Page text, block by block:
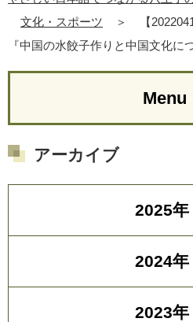
文化・スポーツ
＞
【
『中国の水餃子作りと中国文化に
Menu
アーカイブ
2025年
2024年
2023年